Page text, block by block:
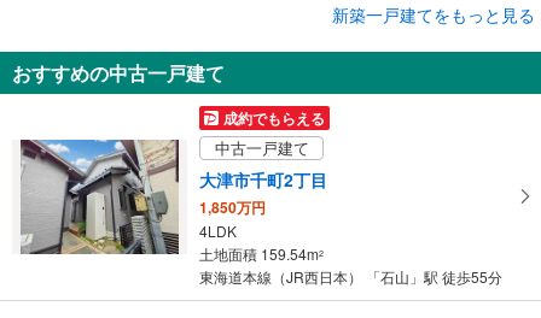
大津市石山寺4丁目
4,222万円
3LDK
土地面積 138.28m
新築一戸建てをもっと見る
おすすめの中古一戸建て
成約でもらえる
中古一戸建て
大津市千町2丁目
1,850万円
4LDK
土地面積 159.54m2
東海道本線（JR西日本） 「石山」駅 徒歩55分